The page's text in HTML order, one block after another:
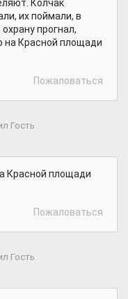
Колчак
их поймали, в
прогнал,
на Красной площади
Пожаловаться
Гость
Красной площади
Пожаловаться
Гость